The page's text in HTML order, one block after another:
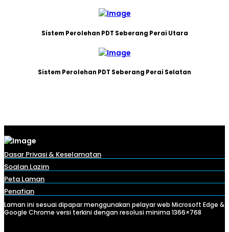
Sistem Perolehan PDT Seberang Perai Utara
Sistem Perolehan PDT Seberang Perai Selatan
Dasar Privasi & Keselamatan
Soalan Lazim
Peta Laman
Penafian
Laman ini sesuai dipapar menggunakan pelayar web Microsoft Edge &
Google Chrome versi terkini dengan resolusi minima 1366×768